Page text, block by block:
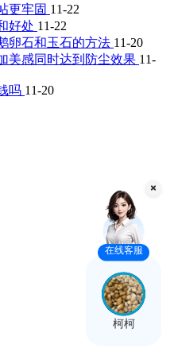
更牢固 11-22
好处 11-22
卵石和玉石的方法 11-20
美感同时达到防尘效果 11-
吗 11-20
在线客服
柯柯